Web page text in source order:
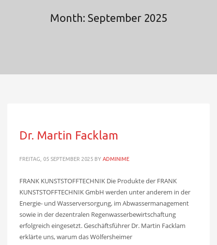
Month: September 2025
Dr. Martin Facklam
FREITAG, 05 SEPTEMBER 2025 BY ADMINIME
FRANK KUNSTSTOFFTECHNIK Die Produkte der FRANK
KUNSTSTOFFTECHNIK GmbH werden unter anderem in der
Energie- und Wasserversorgung, im Abwassermanagement
sowie in der dezentralen Regenwasserbewirtschaftung
erfolgreich eingesetzt. Geschäftsführer Dr. Martin Facklam
erklärte uns, warum das Wölfersheimer